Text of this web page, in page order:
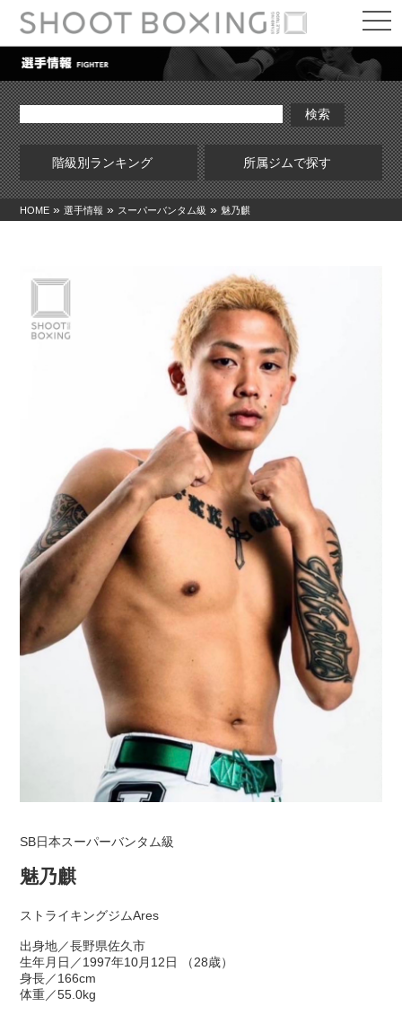
t
o
g
g
e
n
a
v
i
g
a
t
o
階級別ランキング 所属ジムで探す
HOME »選手情報 » スーパーバンタム級 » 魅乃麒
SB日本スーパーバンタム級
魅乃麒
ストライキングジムAres
出身地／長野県佐久市
生年月日／1997年10月12日 （28歳）
身長／166cm
体重／55.0kg